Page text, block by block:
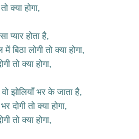
क्या होगा,
प्यार होता है,
लोगी तो क्या होगा,
तो क्या होगा,
झोलियाँ भर के जाता है,
दोगी तो क्या होगा,
तो क्या होगा,